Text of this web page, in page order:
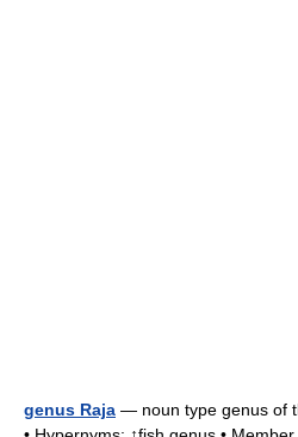
genus Raja — noun type genus of